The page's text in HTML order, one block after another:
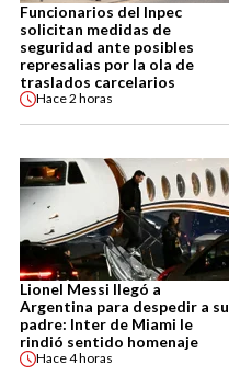
Funcionarios del Inpec
solicitan medidas de
seguridad ante posibles
represalias por la ola de
traslados carcelarios
Hace2 horas
Lionel Messi llegó a
Argentina para despedir a su
padre: Inter de Miami le
rindió sentido homenaje
Hace4 horas